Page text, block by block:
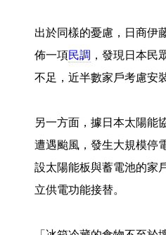
出於同樣的憂慮，日商伊
佈一項民調 ，發現日本民
不足，近半數家戶考慮安
另一方面，據日本太陽能
遭遇颱風，發生大規模停
設太陽能板與蓄電池的家
立供電功能接替。